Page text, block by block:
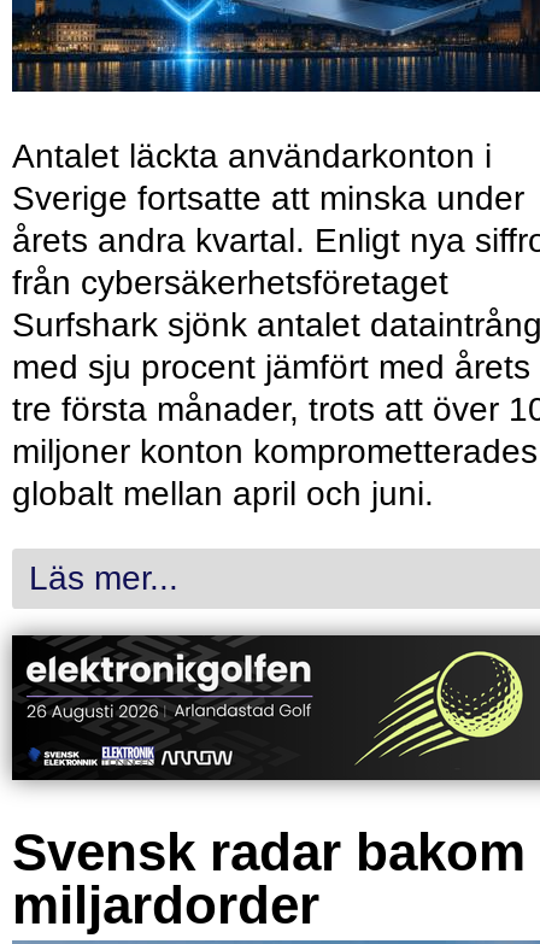
Antalet läckta användarkonton i
Sverige fortsatte att minska under
årets andra kvartal. Enligt nya
från cybersäkerhetsföretaget
Surfshark sjönk antalet
med sju procent jämfört med årets
tre första månader, trots att över
miljoner konton komprometterades
globalt mellan april och juni.
Läs mer...
Svensk radar bakom
miljardorder